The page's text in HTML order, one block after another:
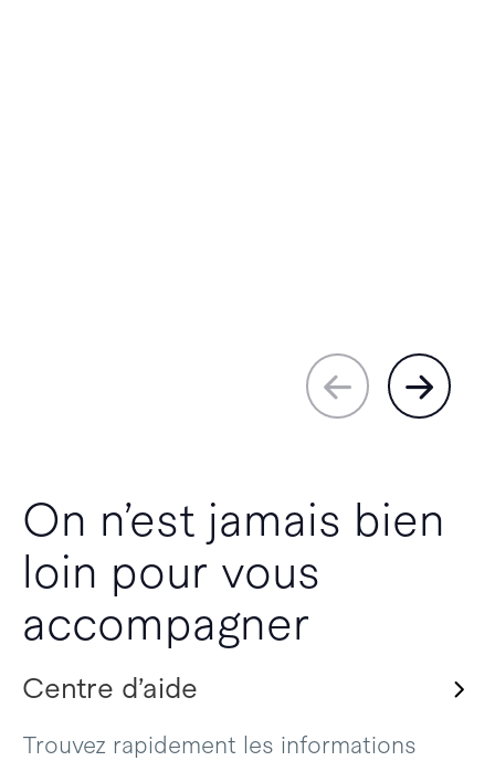
On n’est jamais bien
loin pour vous
accompagner
Centre d’aide
Trouvez rapidement les informations